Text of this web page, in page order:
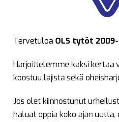
Tervetuloa OLS tytöt 2009-
Harjoittelemme kaksi kertaa
koostuu lajista sekä
Jos olet kiinnostunut
haluat oppia koko ajan